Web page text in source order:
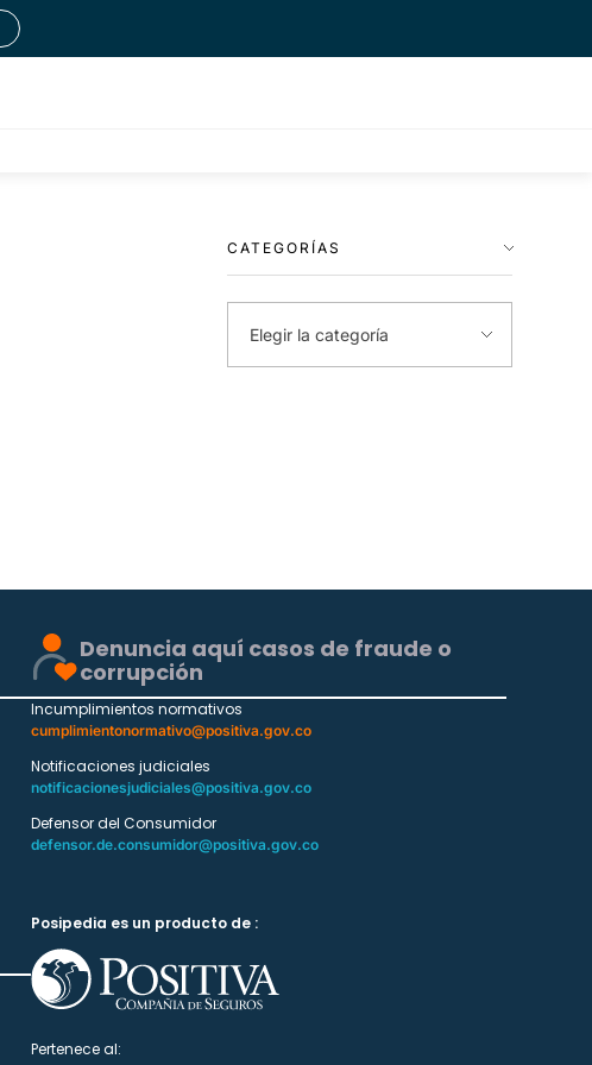
CATEGORÍAS
Denuncia aquí casos de fraude o
corrupción
Incumplimientos normativos
cumplimientonormativo@positiva.gov.co
Notificaciones judiciales
notificacionesjudiciales@positiva.gov.co
Defensor del Consumidor
defensor.de.consumidor@positiva.gov.co
Posipedia es un producto de :
Pertenece al: